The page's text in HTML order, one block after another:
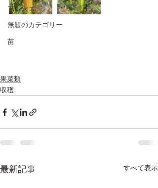
マルシェ
無題のカテゴリー
苗
果菜類
収穫
最新記事 すべて表示